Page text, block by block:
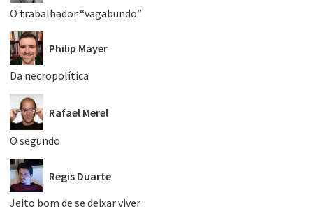
O trabalhador “vagabundo”
Philip Mayer
Da necropolítica
Rafael Merel
O segundo
Regis Duarte
Jeito bom de se deixar viver